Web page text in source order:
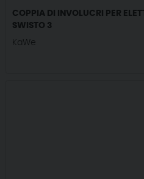
COPPIA DI INVOLUCRI PER
SWISTO 3
KaWe